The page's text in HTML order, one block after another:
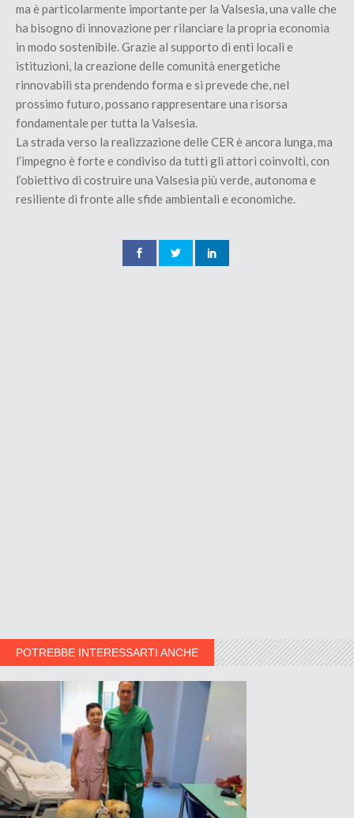
ma è particolarmente importante per la Valsesia, una valle che
ha bisogno di innovazione per rilanciare la propria economia
in modo sostenibile. Grazie al supporto di enti locali e
istituzioni, la creazione delle comunità energetiche
rinnovabili sta prendendo forma e si prevede che, nel
prossimo futuro, possano rappresentare una risorsa
fondamentale per tutta la Valsesia.
La strada verso la realizzazione delle CER è ancora lunga, ma
l’impegno è forte e condiviso da tutti gli attori coinvolti, con
l’obiettivo di costruire una Valsesia più verde, autonoma e
resiliente di fronte alle sfide ambientali e economiche.
POTREBBE INTERESSARTI ANCHE